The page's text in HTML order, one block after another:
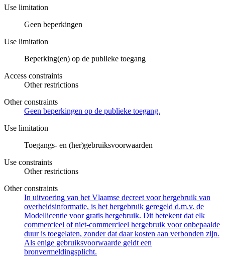
Use limitation
Geen beperkingen
Use limitation
Beperking(en) op de publieke toegang
Access constraints
Other restrictions
Other constraints
Geen beperkingen op de publieke toegang.
Use limitation
Toegangs- en (her)gebruiksvoorwaarden
Use constraints
Other restrictions
Other constraints
In uitvoering van het Vlaamse decreet voor hergebruik van
overheidsinformatie, is het hergebruik geregeld d.m.v. de
Modellicentie voor gratis hergebruik. Dit betekent dat elk
commercieel of niet-commercieel hergebruik voor onbepaalde
duur is toegelaten, zonder dat daar kosten aan verbonden zijn.
Als enige gebruiksvoorwaarde geldt een
bronvermeldingsplicht.